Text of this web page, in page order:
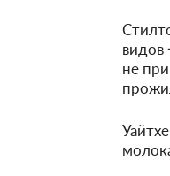
видов
не